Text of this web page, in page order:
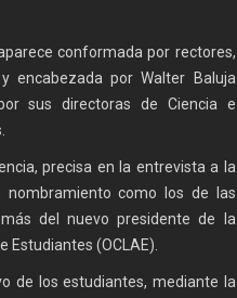
conformada por rectores,
encabezada por Walter Baluja
sus directoras de Ciencia e
precisa en la entrevista a la
nombramiento como los de las
del nuevo presidente de la
(OCLAE).
de los estudiantes, mediante la